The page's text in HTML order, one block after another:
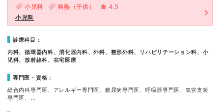
小児科 発熱（子供）
4.5
小児科
診療科目：
内科、循環器内科、消化器内科、外科、整形外科、リハビリテーション科、小
児科、放射線科、在宅医療
専門医・資格：
総合内科専門医、アレルギー専門医、糖尿病専門医、呼吸器専門医、気管支鏡
専門医、…